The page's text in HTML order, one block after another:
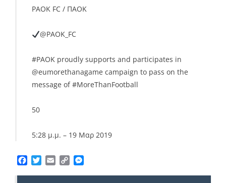
PAOK FC / ΠAOK
@PAOK_FC
#PAOK proudly supports and participates in
@eumorethanagame campaign to pass on the
message of#MoreThanFootball
50
5:28 μ.μ. – 19 Μαρ 2019
Facebook
TwitterEmailCopy